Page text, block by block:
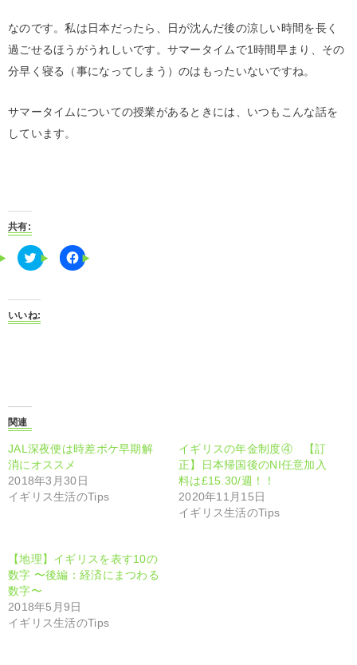
なのです。私は日本だったら、日が沈んだ後の涼しい時間を長く
過ごせるほうがうれしいです。サマータイムで1時間早まり、その
分早く寝る（事になってしまう）のはもったいないですね。
サマータイムについての授業があるときには、いつもこんな話を
しています。
共有:
C
l
k
o
s
t
e
r
(
新
し
い
ウ
で
開
き
す
)
F
a
ク
し
く
だ
さ
い
ウ
ィ
ン
開
き
いいね:
関連
JAL深夜便は時差ボケ早期解
消にオススメ
2018年3月30日
イギリス生活のTips
イギリスの年金制度④ 【訂
正】日本帰国後のNI任意加入
料は£15.30/週！！
2020年11月15日
イギリス生活のTips
【地理】イギリスを表す10の
数字 〜後編：経済にまつわる
数字〜
2018年5月9日
イギリス生活のTips